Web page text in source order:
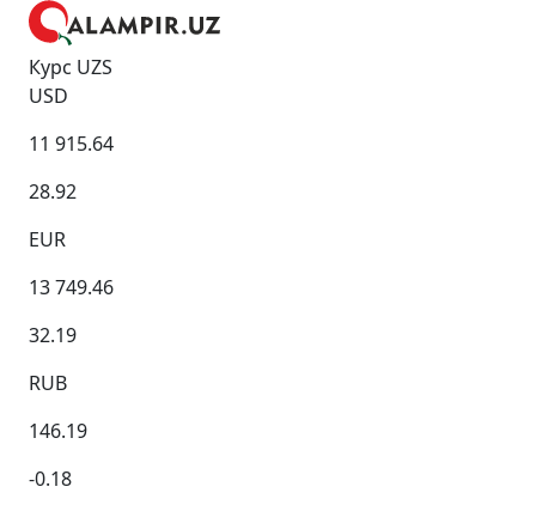
Курс UZS
USD
11 915.64
28.92
EUR
13 749.46
32.19
RUB
146.19
-0.18